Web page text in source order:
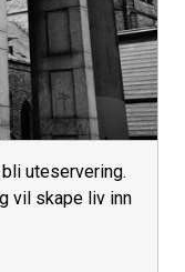
uteservering.
vil skape liv inn